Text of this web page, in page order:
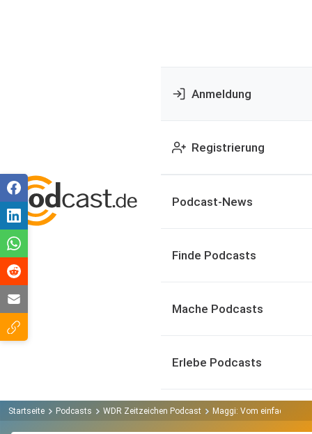
Anmeldung
Registrierung
Podcast-News
Finde Podcasts
Mache Podcasts
Erlebe Podcasts
Startseite Podcasts WDR Zeitzeichen Podcast Maggi: Vom einfachen